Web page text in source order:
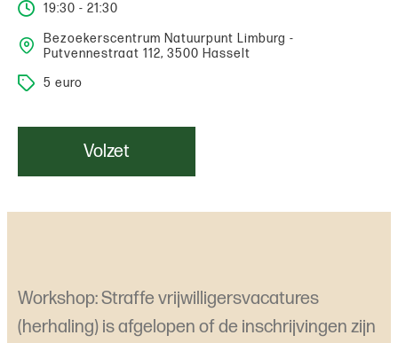
19:30 - 21:30
Bezoekerscentrum Natuurpunt Limburg -
Putvennestraat 112, 3500 Hasselt
5 euro
Volzet
Workshop: Straffe vrijwilligersvacatures
(herhaling) is afgelopen of de inschrijvingen zijn